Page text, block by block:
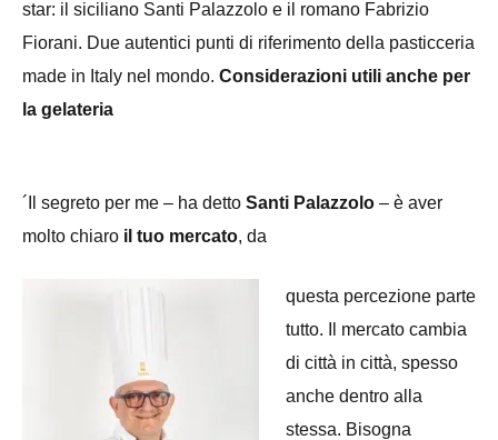
star: il siciliano Santi Palazzolo e il romano Fabrizio
Fiorani. Due autentici punti di riferimento della pasticceria
made in Italy nel mondo. Considerazioni utili anche per
la gelateria
´Il segreto per me – ha detto Santi Palazzolo – è aver
molto chiaro il tuo mercato, da
questa percezione parte
tutto. Il mercato cambia
di città in città, spesso
anche dentro alla
stessa. Bisogna